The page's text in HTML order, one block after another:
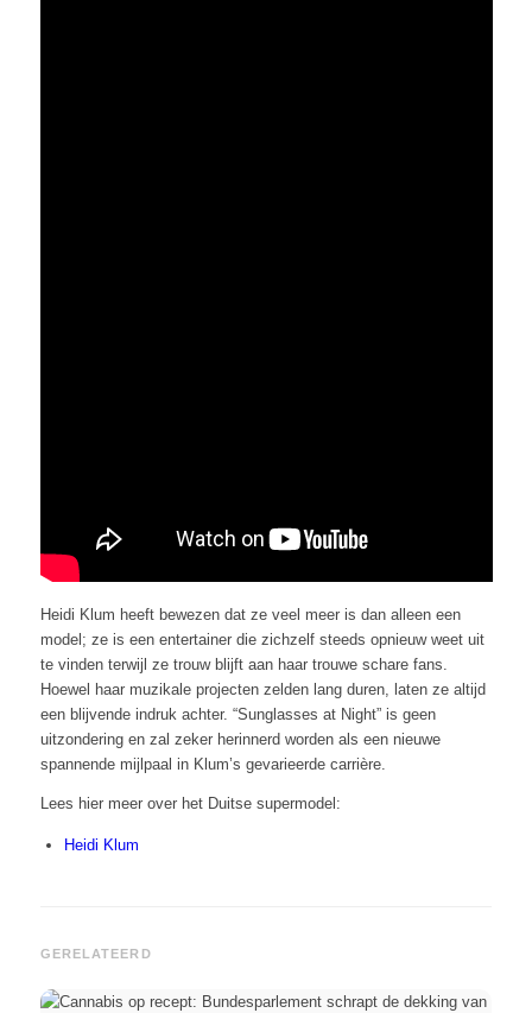
Heidi Klum heeft bewezen dat ze veel meer is dan alleen een
model; ze is een entertainer die zichzelf steeds opnieuw weet uit
te vinden terwijl ze trouw blijft aan haar trouwe schare fans.
Hoewel haar muzikale projecten zelden lang duren, laten ze altijd
een blijvende indruk achter. “Sunglasses at Night” is geen
uitzondering en zal zeker herinnerd worden als een nieuwe
spannende mijlpaal in Klum’s gevarieerde carrière.
Lees hier meer over het Duitse supermodel:
Heidi Klum
GERELATEERD